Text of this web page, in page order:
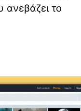
ανεβάζει το